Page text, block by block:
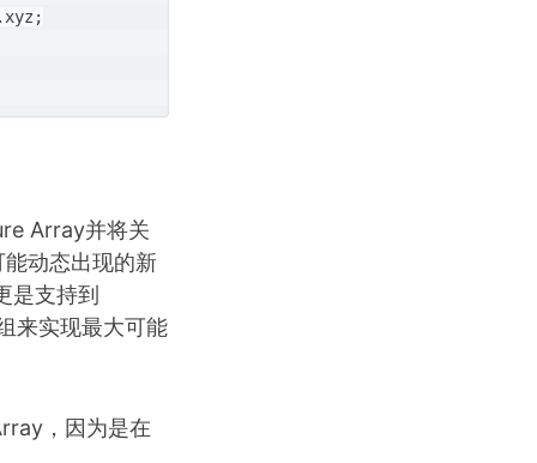
Array并将关
动态出现的新
支持到
来实现最大可能
，因为是在